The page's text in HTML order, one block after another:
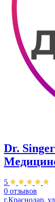
Dr.
5
0 отзывов
г.Краснодар,